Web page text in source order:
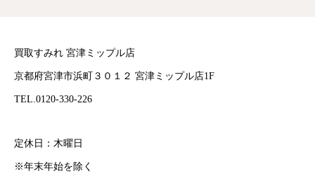
買取すみれ 宮津ミップル店
京都府宮津市浜町３０１２ 宮津ミップル店1F
TEL.0120-330-226
定休日：木曜日
※年末年始を除く